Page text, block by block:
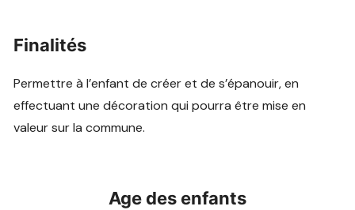
Finalités
Permettre à l’enfant de créer et de s’épanouir, en
effectuant une décoration qui pourra être mise en
valeur sur la commune.
Age des enfants